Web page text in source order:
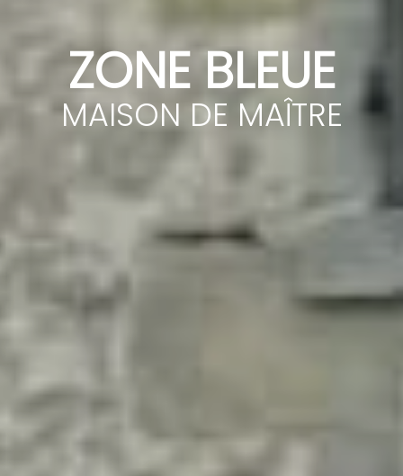
ZONE BLEUE
MAISON DE MAÎTRE